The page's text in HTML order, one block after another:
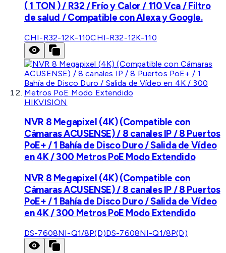
( 1 TON ) / R32 / Frío y Calor / 110 Vca / Filtro
de salud / Compatible con Alexa y Google.
CHI-R32-12K-110CHI-R32-12K-110
HIKVISION
NVR 8 Megapixel (4K) (Compatible con
Cámaras ACUSENSE) / 8 canales IP / 8 Puertos
PoE+ / 1 Bahía de Disco Duro / Salida de Vídeo
en 4K / 300 Metros PoE Modo Extendido
NVR 8 Megapixel (4K) (Compatible con
Cámaras ACUSENSE) / 8 canales IP / 8 Puertos
PoE+ / 1 Bahía de Disco Duro / Salida de Vídeo
en 4K / 300 Metros PoE Modo Extendido
DS-7608NI-Q1/8P(D)DS-7608NI-Q1/8P(D)